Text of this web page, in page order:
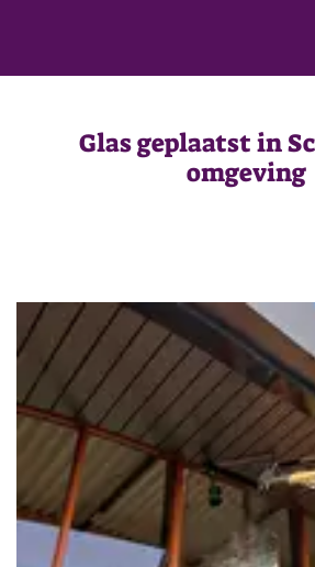
Glas geplaatst in
omgeving